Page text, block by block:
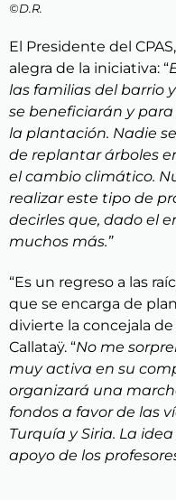
©D.R.
El Presidente del
alegra de la iniciativa: “
las familias del barrio
se beneficiarán y
la plantación. Nadie
de replantar árboles
el cambio climático.
realizar este tipo de
decirles que, dado el
muchos más.”
“Es un regreso a las
que se encarga de
divierte la concejala
Callataÿ. “No me
muy activa en su
organizará una
fondos a favor de las
Turquía y Siria. La
apoyo de los